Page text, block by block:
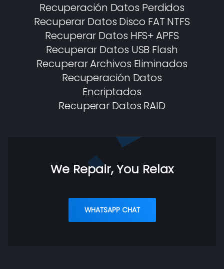
Recuperación Datos Perdidos
Recuperar Datos Disco FAT NTFS
Recuperar Datos HFS+ APFS
Recuperar Datos USB Flash
Recuperar Archivos Eliminados
Recuperación Datos
Encriptados
Recuperar Datos RAID
We Repair, You Relax
WHATSAPP CHAT